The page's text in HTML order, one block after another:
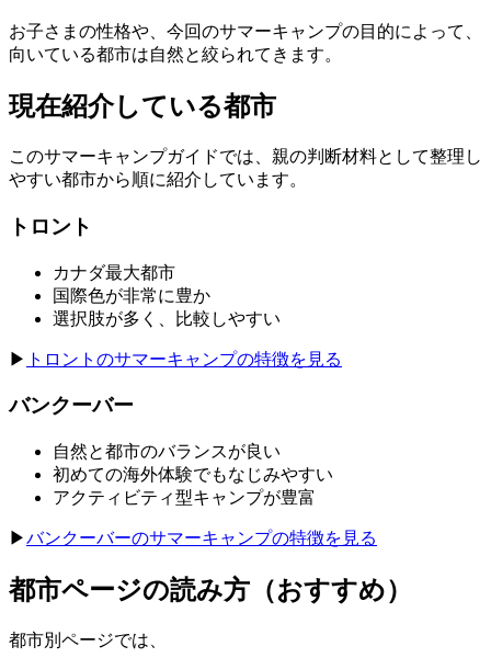
お子さまの性格や、今回のサマーキャンプの目的によって、
向いている都市は自然と絞られてきます。
現在紹介している都市
このサマーキャンプガイドでは、親の判断材料として整理し
やすい都市から順に紹介しています。
トロント
カナダ最大都市
国際色が非常に豊か
選択肢が多く、比較しやすい
▶ トロントのサマーキャンプの特徴を見る
バンクーバー
自然と都市のバランスが良い
初めての海外体験でもなじみやすい
アクティビティ型キャンプが豊富
▶バンクーバーのサマーキャンプの特徴を見る
都市ページの読み方（おすすめ）
都市別ページでは、